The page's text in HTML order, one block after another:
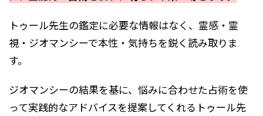
トゥール先生の鑑定に必要な情報はなく、霊感・霊
視・ジオマンシーで本性・気持ちを鋭く読み取りま
す。
ジオマンシーの結果を基に、悩みに合わせた占術を使
って実践的なアドバイスを提案してくれるトゥール先